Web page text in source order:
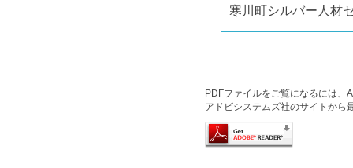
寒川町シルバー人材
PDFファイルをご覧になるには、
アドビシステムズ社のサイトから